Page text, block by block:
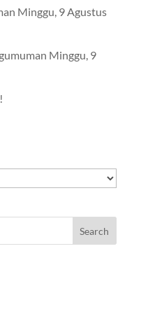
Minggu, 9 Agustus
Minggu, 9